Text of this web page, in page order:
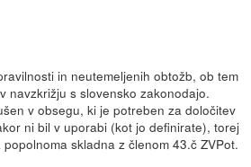
in neutemeljenih obtožb, ob tem
navzkrižju s slovensko zakonodajo.
v obsegu, ki je potreben za določitev
ni bil v uporabi (kot jo definirate), torej
skladna z členom 43.č ZVPot.